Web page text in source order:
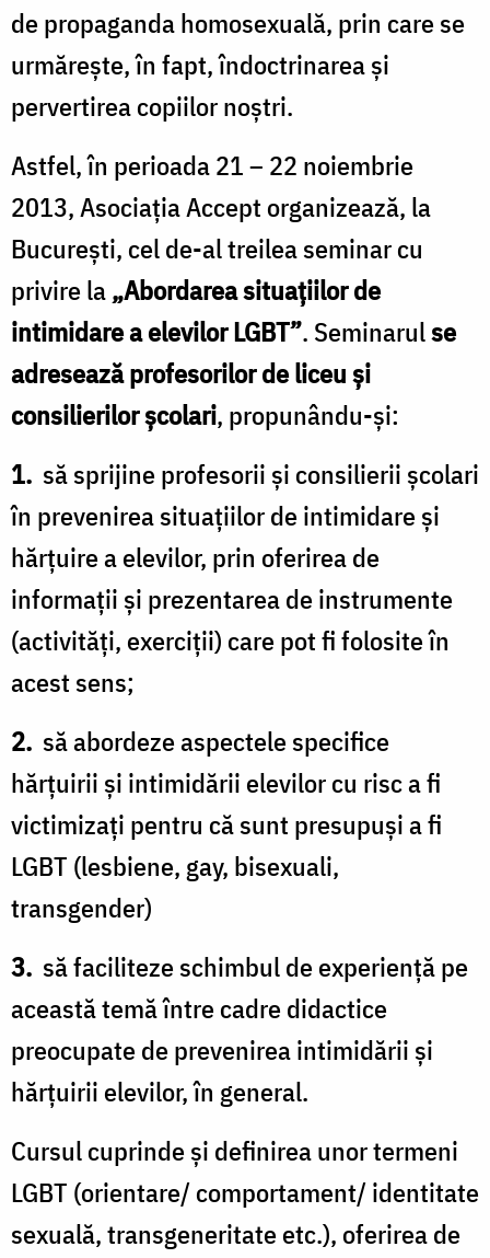
de propaganda homosexuală, prin care se
urmăreşte, în fapt, îndoctrinarea şi
pervertirea copiilor noştri.
Astfel, în perioada 21 – 22 noiembrie
2013, Asociaţia Accept organizează, la
Bucureşti, cel de-al treilea seminar cu
privire la„Abordarea situaţiilor de
intimidare a elevilor LGBT”. Seminarulse
adresează profesorilor de liceu şi
consilierilor şcolari, propunându-şi:
1. să sprijine profesorii şi consilierii şcolari
în prevenirea situaţiilor de intimidare şi
hărţuire a elevilor, prin oferirea de
informaţii şi prezentarea de instrumente
(activităţi, exerciţii) care pot fi folosite în
acest sens;
2. să abordeze aspectele specifice
hărţuirii şi intimidării elevilor cu risc a fi
victimizaţi pentru că sunt presupuşi a fi
LGBT (lesbiene, gay, bisexuali,
transgender)
3. să faciliteze schimbul de experienţă pe
această temă între cadre didactice
preocupate de prevenirea intimidării şi
hărţuirii elevilor, în general.
Cursul cuprinde şi definirea unor termeni
LGBT (orientare/ comportament/ identitate
sexuală, transgeneritate etc.), oferirea de